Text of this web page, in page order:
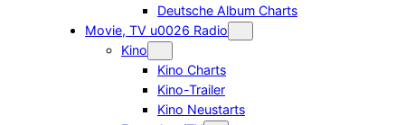
Deutsche Album Charts
Movie, TV u0026 Radio
Kino
Kino Charts
Kino-Trailer
Kino Neustarts